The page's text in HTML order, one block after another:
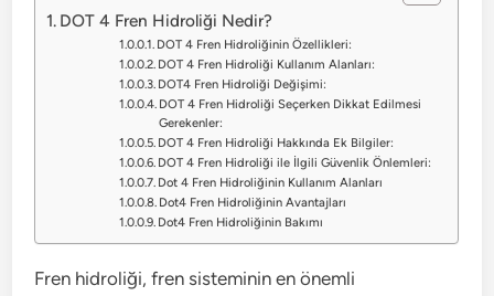
DOT 4 Fren Hidroliği Nedir?
DOT 4 Fren Hidroliğinin Özellikleri:
DOT 4 Fren Hidroliği Kullanım Alanları:
DOT4 Fren Hidroliği Değişimi:
DOT 4 Fren Hidroliği Seçerken Dikkat Edilmesi
Gerekenler:
DOT 4 Fren Hidroliği Hakkında Ek Bilgiler:
DOT 4 Fren Hidroliği ile İlgili Güvenlik Önlemleri:
Dot 4 Fren Hidroliğinin Kullanım Alanları
Dot4 Fren Hidroliğinin Avantajları
Dot4 Fren Hidroliğinin Bakımı
Fren hidroliği, fren sisteminin en önemli